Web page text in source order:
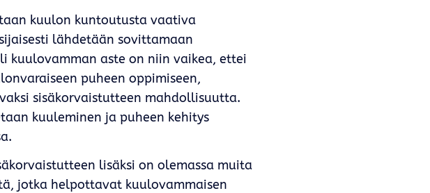
kuulon kuntoutusta vaativa
lähdetään sovittamaan
kuulovamman aste on niin vaikea, ettei
puheen oppimiseen,
sisäkorvaistutteen mahdollisuutta.
kuuleminen ja puheen kehitys
lisäksi on olemassa muita
jotka helpottavat kuulovammaisen